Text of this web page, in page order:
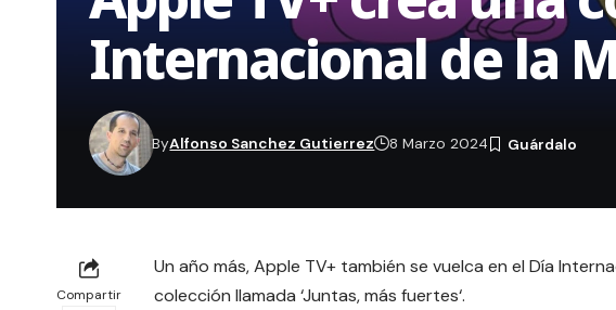
Internacional de la
ByAlfonso Sanchez Gutierrez 8 Marzo 2024
Compartir
Un año más, Apple TV+ también se vuelca en el Día
colección llamada ‘Juntas, más fuertes‘.